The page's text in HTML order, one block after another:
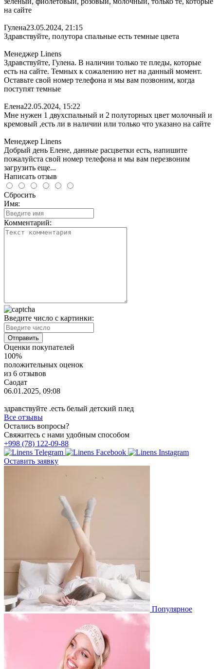
на сайте
Гулена23.05.2024, 21:15
Здравствуйте, полутора спальные есть темные цвета
Менеджер Linens
Здравствуйте, Гулена. В наличии только те пледы, которые
есть на сайте. Темных к сожалению нет на данный момент.
Оставьте свой номер телефона и мы вам позвоним, когда
поступят темные
Елена22.05.2024, 15:22
Мне нужен 1 двухспальный и 2 полуторных цвет молочный и
кремовый ,есть ли в наличии или только что указано на сайте
Менеджер Linens
Добрый день Елене, данные расцветки есть, напишите
пожалуйста свой номер телефона и мы вам перезвоним
загрузить еще...
Написать отзыв
Сбросить
Имя:
Комментарий:
Введите число с картинки:
Оценки покупателей
100%
положительных оценок
из 6 отзывов
Саодат
06.01.2025, 09:08
здравствуйте .есть белый детский плед
Все отзывы
Остались вопросы?
Свяжитесь с нами удобным способом
+998 (78) 122-09-88
Оставить заявку
Популярное